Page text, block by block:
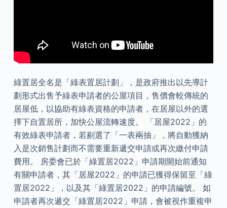
綠置居全名是「綠表置居計劃」，是政府推出以先導計
劃形式出售予綠表申請者的公屋項目，售價會較傳統的
居屋低，以協助有綠表資格的申請者，在居屋以外的選
擇下自置居所，加快公屋流轉速度。 「居屋2022」的
有效綠表申請者，若剔選了「一表兩抽」，將自動獲納
入是次銷售計劃而不需要重新遞交申請或再次繳付申請
費用。 房委會已於「綠置居2022」申請期開始前通知
有關申請者，其「居屋2022」的申請已獲得保留至「綠
置居2022」，以及其「綠置居2022」的申請編號。 如
申請者再次遞交「綠置居2022」申請，會被視作重複申